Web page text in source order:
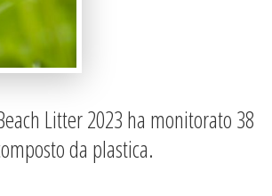
Litter 2023 ha monitorato 38
da plastica.